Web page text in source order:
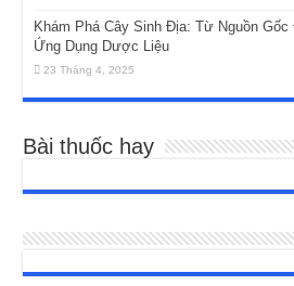
Khám Phá Cây Sinh Địa: Từ Nguồn Gốc
Ứng Dụng Dược Liệu
23 Tháng 4, 2025
Bài thuốc hay